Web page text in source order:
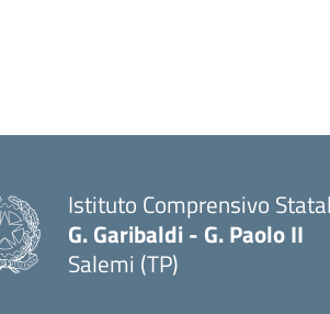
Istituto Comprensivo
G. Garibaldi - G. Paolo II
Salemi (TP)